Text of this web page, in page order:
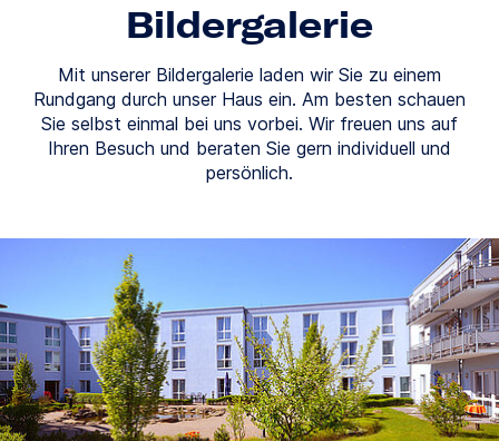
Bildergalerie
Mit unserer Bildergalerie laden wir Sie zu einem
Rundgang durch unser Haus ein. Am besten schauen
Sie selbst einmal bei uns vorbei. Wir freuen uns auf
Ihren Besuch und beraten Sie gern individuell und
persönlich.